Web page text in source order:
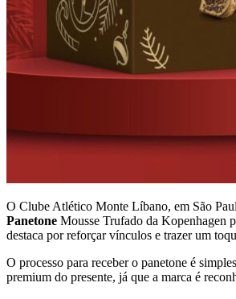
O Clube Atlético Monte Líbano, em São
Panetone Mousse Trufado da Kopenhagen
destaca por reforçar vínculos e trazer um
O processo para receber o panetone é
premium do presente, já que a marca é